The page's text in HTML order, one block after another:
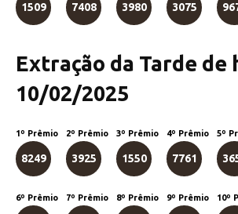
1509 7408 3980 3075
Extração da Tarde de
10/02/2025
1º Prêmio
8249
2º Prêmio
3925
3º Prêmio
1550
4º Prêmio
7761
5º
6º Prêmio 7º Prêmio 8º Prêmio 9º Prêmio 10º